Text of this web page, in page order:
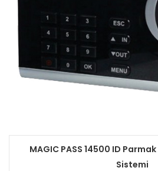
MAGIC PASS 14500 ID
Sistemi